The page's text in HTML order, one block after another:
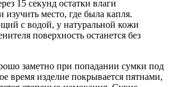
15 секунд остатки влаги
изучить место, где была капля.
с водой, у натуральной кожи
поверхность останется без
заметно при попадании сумки под
время изделие покрывается пятнами,